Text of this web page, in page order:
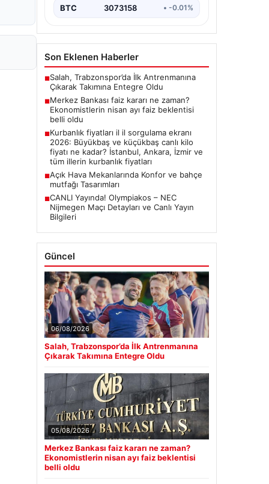
BTC 3073158 • -0.01%
Son Eklenen Haberler
■Salah, Trabzonspor’da İlk Antrenmanına
Çıkarak Takımına Entegre Oldu
■Merkez Bankası faiz kararı ne zaman?
Ekonomistlerin nisan ayı faiz beklentisi
belli oldu
■Kurbanlık fiyatları il il sorgulama ekranı
2026: Büyükbaş ve küçükbaş canlı kilo
fiyatı ne kadar? İstanbul, Ankara, İzmir ve
tüm illerin kurbanlık fiyatları
■Açık Hava Mekanlarında Konfor ve bahçe
mutfağı Tasarımları
■CANLI Yayında! Olympiakos – NEC
Nijmegen Maçı Detayları ve Canlı Yayın
Bilgileri
Güncel
06/08/2026
Salah, Trabzonspor’da İlk Antrenmanına
Çıkarak Takımına Entegre Oldu
05/08/2026
Merkez Bankası faiz kararı ne zaman?
Ekonomistlerin nisan ayı faiz beklentisi
belli oldu